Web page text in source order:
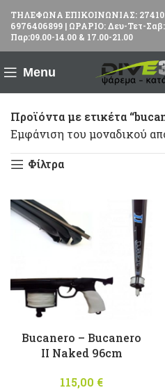
ΤΗΛΕΦΩΝΑ ΕΠΙΚΟΙΝΩΝΙΑΣ:
6976406899 | ΩΡΑΡΙΟ: Δευ-Τετ-
Παρ:09.00-14.00 & 17.00-21.00
Menu
Προϊόντα με ετικέτα
Εμφάνιση του μοναδικού
Φίλτρα
Bucanero – Bucanero
II Νaked 96cm
115,00 €